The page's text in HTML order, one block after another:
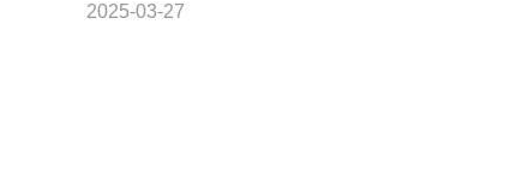
2025-03-27